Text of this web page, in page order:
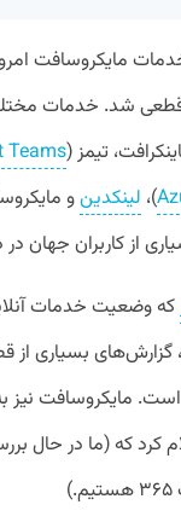
مایکروسافت
شد. خدمات
تیمز (Teams
)، لینکدین
از کاربران جهان
که وضعیت خدمات
گزارش‌های بسیاری
مایکروسافت نیز
کرد که (ما در حال